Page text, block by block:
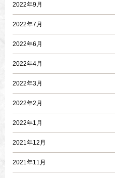
2022年9月
2022年7月
2022年6月
2022年4月
2022年3月
2022年2月
2022年1月
2021年12月
2021年11月